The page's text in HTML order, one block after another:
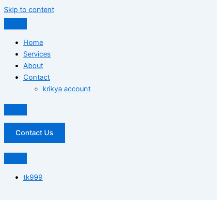
Skip to content
Home
Services
About
Contact
krikya account
Contact Us
tk999